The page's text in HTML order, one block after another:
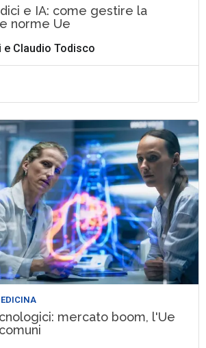
e IA: come gestire la
norme Ue
e Claudio Todisco
mercato boom, l'Ue